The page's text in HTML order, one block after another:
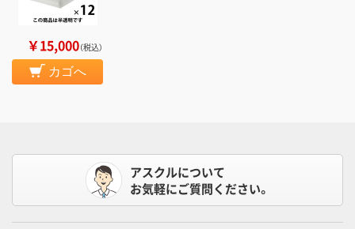
￥15,000（税込）
カゴへ
アスクルについて
お気軽にご質問ください。